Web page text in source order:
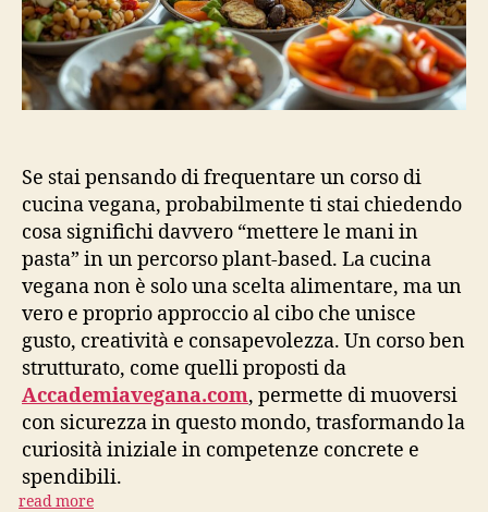
Se stai pensando di frequentare un corso di
cucina vegana, probabilmente ti stai chiedendo
cosa significhi davvero “mettere le mani in
pasta” in un percorso plant-based. La cucina
vegana non è solo una scelta alimentare, ma un
vero e proprio approccio al cibo che unisce
gusto, creatività e consapevolezza. Un corso ben
strutturato, come quelli proposti da
Accademiavegana.com, permette di muoversi
con sicurezza in questo mondo, trasformando la
curiosità iniziale in competenze concrete e
spendibili.
read more